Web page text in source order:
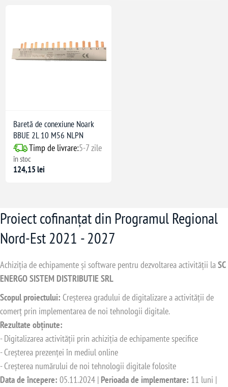
Baretă de conexiune Noark
BBUE 2L 10 M56 NLPN
Timp de livrare:5-7 zile
în stoc
124,15 lei
Proiect cofinanțat din Programul Regional
Nord-Est 2021 - 2027
Achiziția de echipamente și software pentru dezvoltarea activității laSC
ENERGO SISTEM DISTRIBUTIE SRL
Scopul proiectului: Creșterea gradului de digitalizare a activității de
comerț prin implementarea de noi tehnologii digitale.
Rezultate obținute:
- Digitalizarea activității prin achiziția de echipamente specifice
- Creșterea prezenței în mediul online
- Creșterea numărului de noi tehnologii digitale folosite
Data de începere: 05.11.2024 | Perioada de implementare: 11 luni |